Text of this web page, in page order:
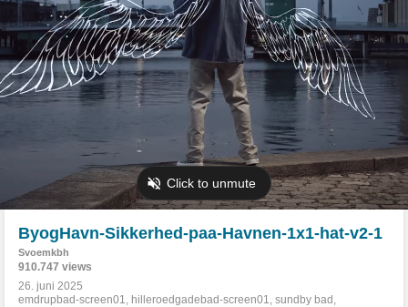
ByogHavn-Sikkerhed-paa-Havnen-1x1-hat-v2-1
Svoemkbh
910.747 views
26. juni 2025
emdrupbad-screen01, hilleroedgadebad-screen01, sundby bad ,